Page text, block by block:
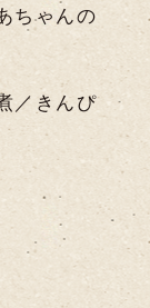
ちゃんの
／きんぴ